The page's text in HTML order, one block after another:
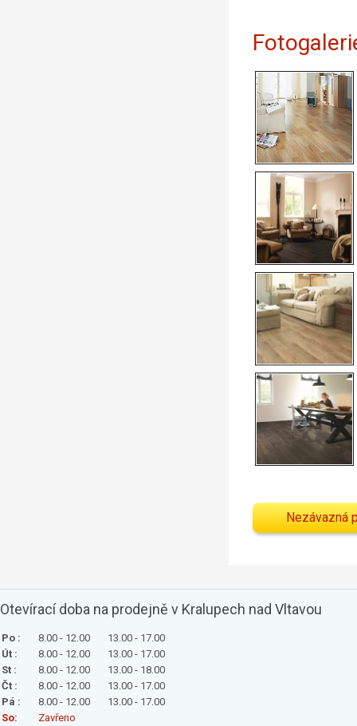
Nezávazná
Otevírací doba na prodejně v Kralupech nad Vltavou
Po : 8.00 - 12.00
13.00 - 17.00
Út :
8.00 - 12.00
13.00 - 17.00
St :
8.00 - 12.00
13.00 - 18.00
Čt :
8.00 - 12.00
13.00 - 17.00
Pá :
8.00 - 12.00
13.00 - 17.00
So:
Zavřeno